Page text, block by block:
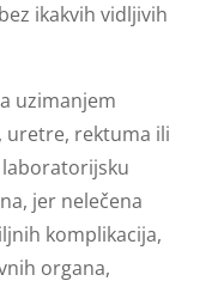
ikakvih vidljivih
uzimanjem
uretre, rektuma ili
laboratorijsku
jer nelečena
komplikacija,
organa,